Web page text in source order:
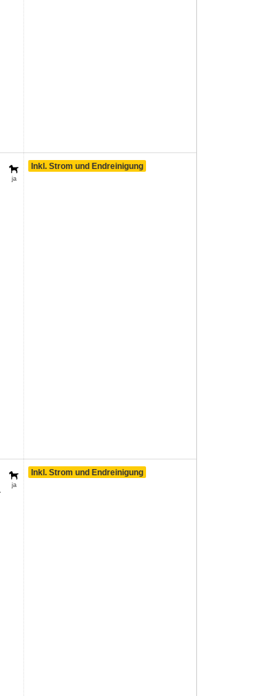
ja
Inkl. Strom und Endreinigung
ja
Inkl. Strom und Endreinigung